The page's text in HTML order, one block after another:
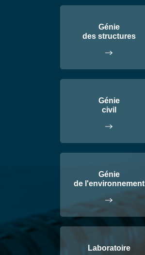
Génie
des structures
Génie
civil
Génie
de l'environnement
Laboratoire